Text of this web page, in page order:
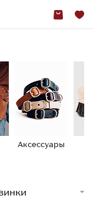
Аксессуары